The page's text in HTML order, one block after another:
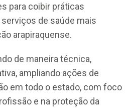
para coibir práticas
de saúde mais
arapiraquense.
de maneira técnica,
ampliando ações de
em todo o estado, com foco
e na proteção da